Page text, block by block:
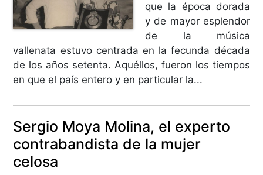
que la época dorada
y de mayor esplendor
de la música
vallenata estuvo centrada en la fecunda década
de los años setenta. Aquéllos, fueron los tiempos
en que el país entero y en particular la...
Sergio Moya Molina, el experto
contrabandista de la mujer
celosa